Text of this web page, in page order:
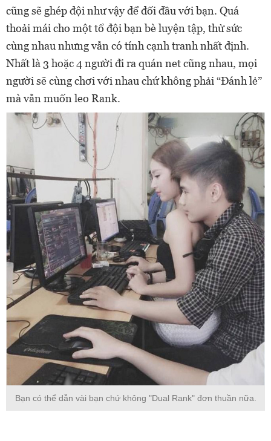
cũng sẽ ghép đội như vậy để đối đầu với bạn. Quá
thoải mái cho một tổ đội bạn bè luyện tập, thử sức
cùng nhau nhưng vẫn có tính cạnh tranh nhất định.
Nhất là 3 hoặc 4 người đi ra quán net cũng nhau, mọi
người sẽ cùng chơi với nhau chứ không phải “Đánh lẻ”
mà vẫn muốn leo Rank.
Bạn có thể dẫn vài bạn chứ không "Dual Rank" đơn thuần nữa.